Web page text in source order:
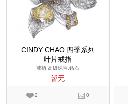
CINDY CHAO 四季系列
叶片戒指
戒指,高级珠宝,钻石
暂无
2 0